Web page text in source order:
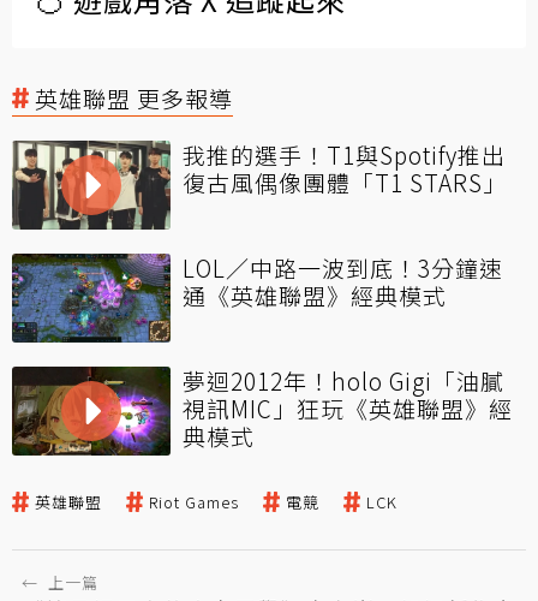
英雄聯盟 更多報導
我推的選手！T1與Spotify推出
復古風偶像團體「T1 STARS」
LOL／中路一波到底！3分鐘速
通《英雄聯盟》經典模式
夢迴2012年！holo Gigi「油膩
視訊MIC」狂玩《英雄聯盟》經
典模式
英雄聯盟 Riot Games 電競 LCK
← 上一篇